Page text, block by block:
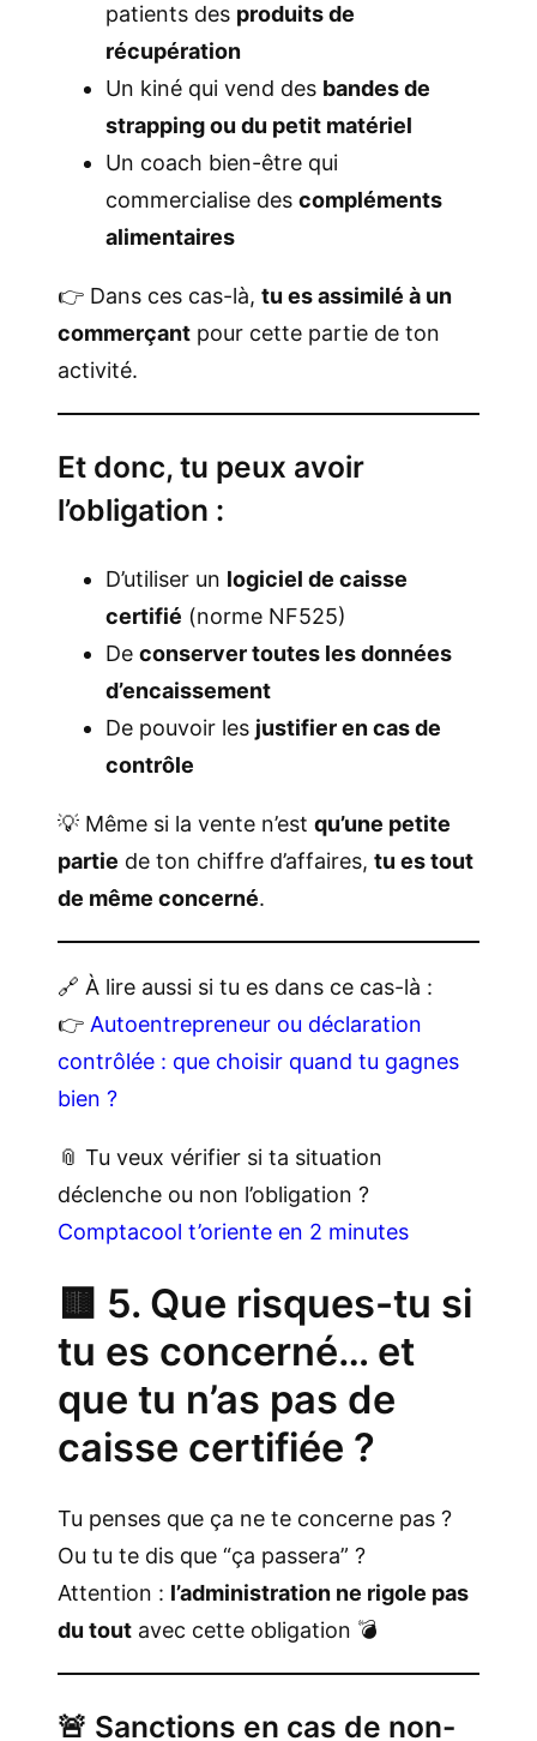
patients des produits de
récupération
Un kiné qui vend des bandes de
strapping ou du petit matériel
Un coach bien-être qui
commercialise des compléments
alimentaires
👉 Dans ces cas-là, tu es assimilé à un
commerçant pour cette partie de ton
activité.
Et donc, tu peux avoir
l’obligation :
D’utiliser un logiciel de caisse
certifié (norme NF525)
De conserver toutes les données
d’encaissement
De pouvoir les justifier en cas de
contrôle
💡 Même si la vente n’est qu’une petite
partie de ton chiffre d’affaires, tu es tout
de même concerné.
🔗 À lire aussi si tu es dans ce cas-là :
👉 Autoentrepreneur ou déclaration
contrôlée : que choisir quand tu gagnes
bien ?
📎 Tu veux vérifier si ta situation
déclenche ou non l’obligation ?
Comptacool t’oriente en 2 minutes
🟨 5. Que risques-tu si
tu es concerné… et
que tu n’as pas de
caisse certifiée ?
Tu penses que ça ne te concerne pas ?
Ou tu te dis que “ça passera” ?
Attention : l’administration ne rigole pas
du tout avec cette obligation 💣
🚨 Sanctions en cas de non-